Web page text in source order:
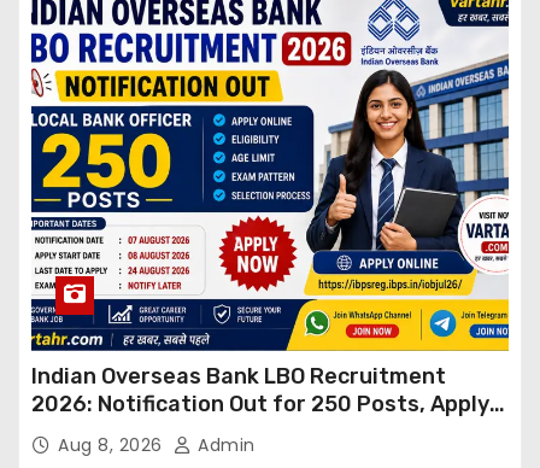
Indian Overseas Bank LBO Recruitment
2026: Notification Out for 250 Posts, Apply
OnlineAug 8, 2026 Admin